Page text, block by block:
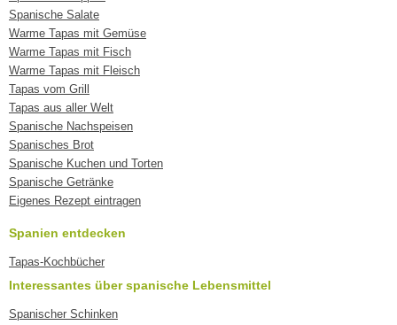
Spanische Salate
Warme Tapas mit Gemüse
Warme Tapas mit Fisch
Warme Tapas mit Fleisch
Tapas vom Grill
Tapas aus aller Welt
Spanische Nachspeisen
Spanisches Brot
Spanische Kuchen und Torten
Spanische Getränke
Eigenes Rezept eintragen
Spanien entdecken
Tapas-Kochbücher
Interessantes über spanische Lebensmittel
Spanischer Schinken